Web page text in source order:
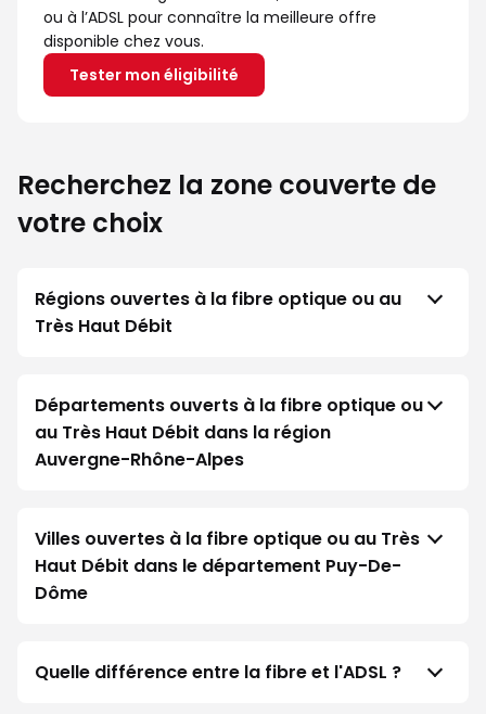
ou à l’ADSL pour connaître la meilleure offre
disponible chez vous.
Tester mon éligibilité
Recherchez la zone couverte de
votre choix
Régions ouvertes à la fibre optique ou au
Très Haut Débit
Départements ouverts à la fibre optique ou
au Très Haut Débit dans la région
Auvergne-Rhône-Alpes
Villes ouvertes à la fibre optique ou au Très
Haut Débit dans le département Puy-De-
Dôme
Quelle différence entre la fibre et l'ADSL ?